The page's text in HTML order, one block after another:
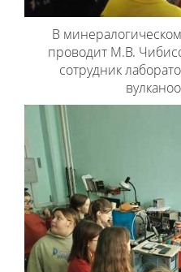
В
проводит М.В.
сотрудник